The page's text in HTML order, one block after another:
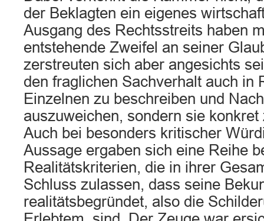
der Beklagten ein eigenes
Ausgang des Rechtsstreits haben
entstehende Zweifel an seiner
zerstreuten sich aber angesichts
den fraglichen Sachverhalt auch in
Einzelnen zu beschreiben und
auszuweichen, sondern sie
Auch bei besonders kritischer
Aussage ergaben sich eine Reihe
Realitätskriterien, die in ihrer
Schluss zulassen, dass seine
realitätsbegründet, also die